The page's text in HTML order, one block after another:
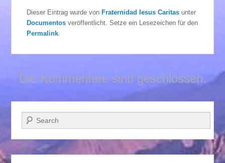
Dieser Eintrag wurde vonFraternidad Iesus Caritas unter
Documentos veröffentlicht. Setze ein Lesezeichen für den
Permalink
Die Kommentare sind geschlossen.
Suchen